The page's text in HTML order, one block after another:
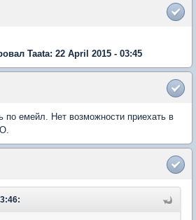
Taata: 22 April 2015 - 03:45
по емейл. Нет возможности приехать в